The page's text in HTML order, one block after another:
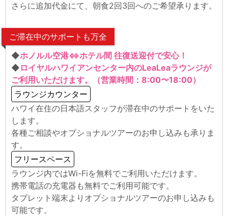
さらに追加代金にて、朝食2回3回へのご希望承ります。
ご滞在中のサポートも万全
◆ホノルル空港⇔ホテル間 往復送迎付で安心！
◆ ロイヤルハワイアンセンター内のLeaLeaラウンジが
ご利用いただけます。（営業時間：8:00〜18:00）
ラウンジカウンター
ハワイ在住の日本語スタッフが滞在中のサポートをいた
します。
各種ご相談やオプショナルツアーのお申し込みも承りま
す。
フリースペース
ラウンジ内ではWi-Fiを無料でご利用いただけます。
携帯電話の充電器も無料でご利用可能です。
タブレット端末よりオプショナルツアーのお申し込みも
可能です。